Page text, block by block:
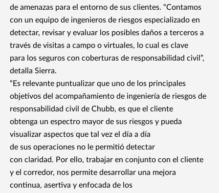
de amenazas para el entorno de sus clientes. “Contamos
con un equipo de ingenieros de riesgos especializado en
detectar, revisar y evaluar los posibles daños a terceros a
través de visitas a campo o virtuales, lo cual es clave
para los seguros con coberturas de responsabilidad civil”,
detalla Sierra.
“Es relevante puntualizar que uno de los principales
objetivos del acompañamiento de ingeniería de riesgos de
responsabilidad civil de Chubb, es que el cliente
obtenga un espectro mayor de sus riesgos y pueda
visualizar aspectos que tal vez el día a día
de sus operaciones no le permitió detectar
con claridad. Por ello, trabajar en conjunto con el cliente
y el corredor, nos permite desarrollar una mejora
continua, asertiva y enfocada de los